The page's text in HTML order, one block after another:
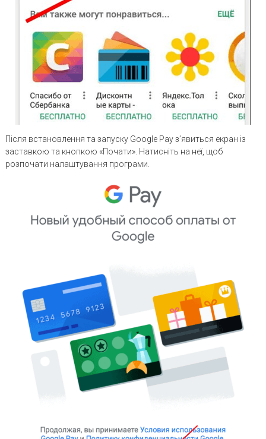
Після встановлення та запуску Google Pay з’явиться екран із
заставкою та кнопкою «Почати». Натисніть на неї, щоб
розпочати налаштування програми.